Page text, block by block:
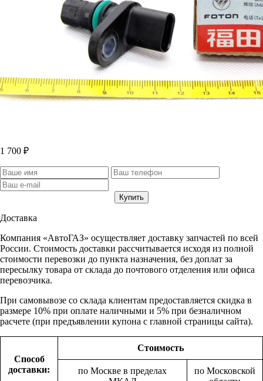
1 700 ₽
Доставка
Компания «АвтоГАЗ» осуществляет доставку запчастей по всей
России. Стоимость доставки рассчитывается исходя из полной
стоимости перевозки до пункта назначения, без доплат за
пересылку товара от склада до почтового отделения или офиса
перевозчика.
При самовывозе со склада клиентам предоставляется скидка в
размере 10% при оплате наличными и 5% при безналичном
расчете (при предъявлении купона с главной страницы сайта).
Способ
доставки:
Стоимость
по Москве в пределах
по Московской